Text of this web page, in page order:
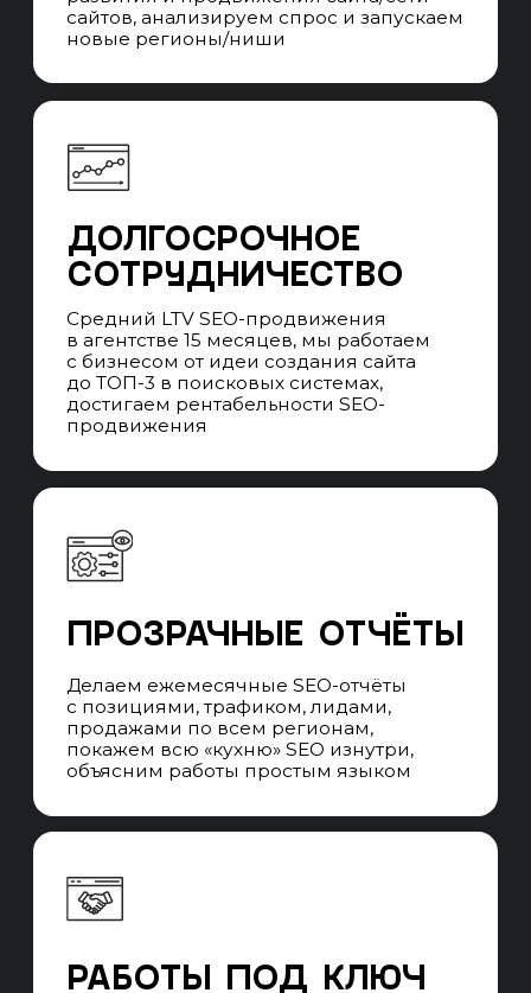
Система стандартизации качества
и квалификации SEO-специалистов и SEO-
на проектах, в случае отпусков, больничных
и увольнений специалистов.
взаимодействуете с SEO-менеджером,
который говорит с вами на языке бизнеса,
превращает цели в задачи, которые выполняет
команда специалистов и контролирует сроки
выполнения. Забираем работу всех
подрядчиков, которые нужны для SEO-
продвижения.
ПРОЕКТНАЯ SEO-
КОМАНДА
ЧАСТЫЕ ВОПРОСЫ